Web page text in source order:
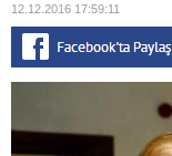
12.12.2016 17:59:11